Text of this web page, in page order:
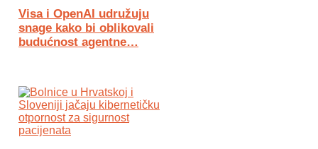
Visa i OpenAI udružuju
snage kako bi oblikovali
budućnost agentne…